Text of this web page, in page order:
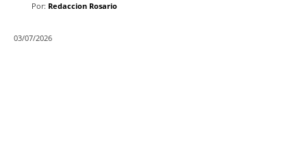
Por: Redaccion Rosario
03/07/2026